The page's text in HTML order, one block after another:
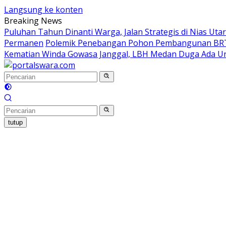
Langsung ke konten
Breaking News
Puluhan Tahun Dinanti Warga, Jalan Strategis di Nias
Permanen Polemik Penebangan Pohon Pembangunan
Kematian Winda Gowasa Janggal, LBH Medan Duga Ada
tutup